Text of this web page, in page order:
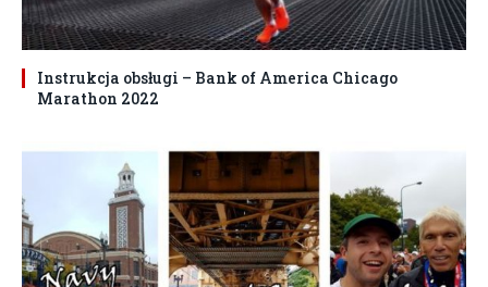
Instrukcja obsługi – Bank of America Chicago
Marathon 2022